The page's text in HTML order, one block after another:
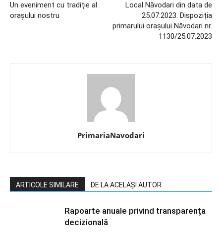
Un eveniment cu tradiție al
orașului nostru
Local Năvodari din data de
25.07.2023. Dispoziția
primarului orașului Năvodari nr.
1130/25.07.2023
PrimariaNavodari
ARTICOLE SIMILARE DE LA ACELAȘI AUTOR
Rapoarte anuale privind transparența
decizională